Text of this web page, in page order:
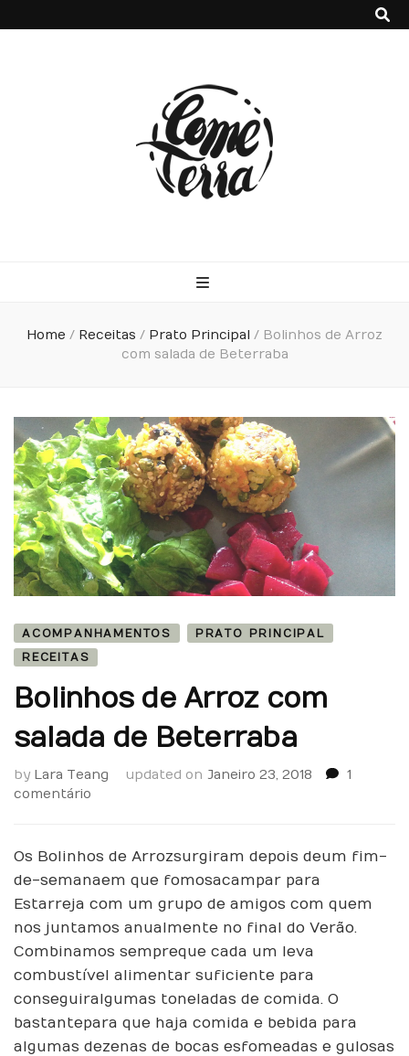
Home / Receitas / Prato Principal / Bolinhos de Arroz
com salada de Beterraba
ACOMPANHAMENTOS
PRATO PRINCIPAL
RECEITAS
Bolinhos de Arroz com
salada de Beterraba
by Lara Teang updated on Janeiro 23, 2018
1
comentário
Arroz
salada
de
Beterraba
Os Bolinhos de Arroz surgiram depois de um fim-
de-semana em que fomos acampar para
Estarreja com um grupo de amigos com quem
nos juntamos anualmente no final do Verão.
Combinamos sempre que cada um leva
combustível alimentar suficiente para
conseguir algumas toneladas de comida. O
bastante para que haja comida e bebida para
algumas dezenas de bocas esfomeadas e gulosas